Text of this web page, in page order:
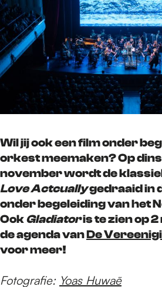
Wil jij ook een film onder
orkest meemaken? Op
november wordt de
Love Actcuallygedraaid in
onder begeleiding van het
OokGladiatoris te zien op
de agenda vanDe
voor meer!
Fotografie: Yoas Huwaë